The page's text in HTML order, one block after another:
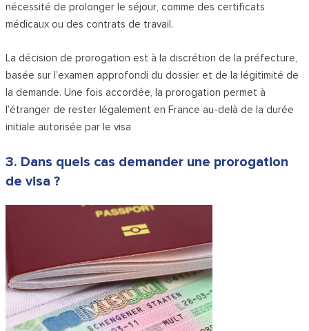
nécessité de prolonger le séjour, comme des certificats
médicaux ou des contrats de travail.
La décision de prorogation est à la discrétion de la préfecture,
basée sur l’examen approfondi du dossier et de la légitimité de
la demande. Une fois accordée, la prorogation permet à
l’étranger de rester légalement en France au-delà de la durée
initiale autorisée par le visa
3. Dans quels cas demander une prorogation
de visa ?